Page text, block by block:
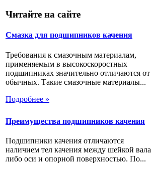
Читайте на сайте
Смазка для подшипников качения
Требования к смазочным материалам,
применяемым в высокоскоростных
подшипниках значительно отличаются от
обычных. Такие смазочные материалы...
Подробнее »
Преимущества подшипников качения
Подшипники качения отличаются
наличием тел качения между шейкой вала
либо оси и опорной поверхностью. По...